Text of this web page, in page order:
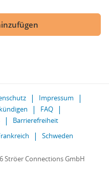
Impressum
FAQ
Barrierefreiheit
Schweden
Ströer Connections GmbH